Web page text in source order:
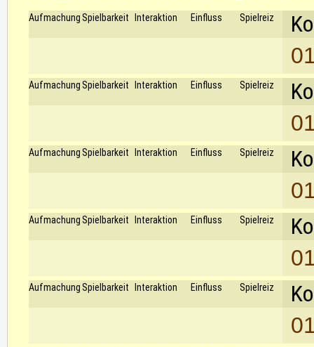
Aufmachung Spielbarkeit Interaktion Einfluss Spielreiz
Aufmachung Spielbarkeit Interaktion Einfluss Spielreiz
Aufmachung Spielbarkeit Interaktion Einfluss Spielreiz
Aufmachung Spielbarkeit Interaktion Einfluss Spielreiz
Aufmachung Spielbarkeit Interaktion Einfluss Spielreiz